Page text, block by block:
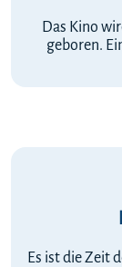
Das Kino
geboren.
Es ist die Zeit